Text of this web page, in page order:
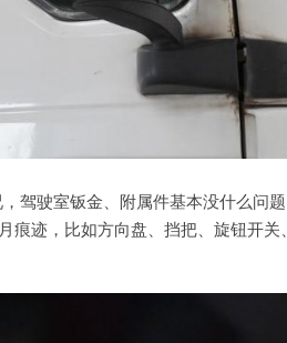
驾驶室钣金、附属件基本没什么问
痕迹，比如方向盘、挡把、旋钮开